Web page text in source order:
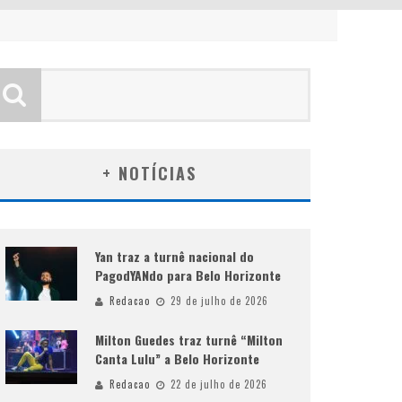
+ NOTÍCIAS
Yan traz a turnê nacional do
PagodYANdo para Belo Horizonte
Redacao 29 de julho de 2026
Milton Guedes traz turnê “Milton
Canta Lulu” a Belo Horizonte
Redacao 22 de julho de 2026